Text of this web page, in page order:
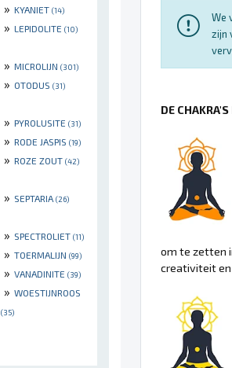
» KYANIET (14)
» LEPIDOLITE (10)
» MICROLIJN (301)
» OTODUS (31)
» PYROLUSITE (31)
» RODE JASPIS (19)
» ROZE ZOUT (42)
» SEPTARIA (26)
» SPECTROLIET (11)
» TOERMALIJN (99)
» VANADINITE (39)
» WOESTIJNROOS
(35)
We
zijn
DE
om te zetten
creativiteit en